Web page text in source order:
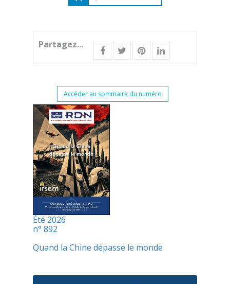
Partagez...
Accéder au sommaire du numéro
Été 2026
n° 892
Quand la Chine dépasse le monde